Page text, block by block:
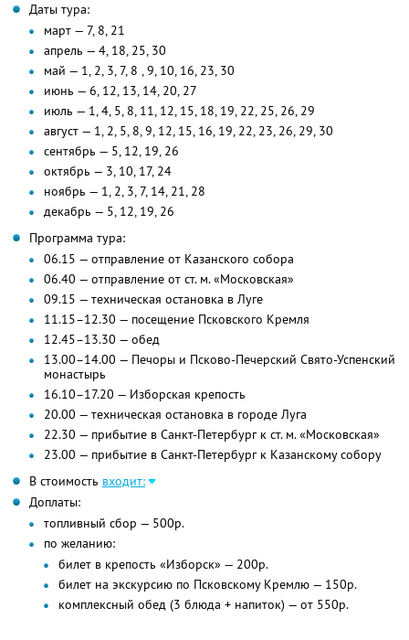
Даты тура:
март — 7, 8, 21
апрель — 4, 18, 25, 30
май — 1, 2, 3, 7, 8 , 9, 10, 16, 23, 30
июнь — 6, 12, 13, 14, 20, 27
июль — 1, 4, 5, 8, 11, 12, 15, 18, 19, 22, 25, 26, 29
август — 1, 2, 5, 8, 9, 12, 15, 16, 19, 22, 23, 26, 29, 30
сентябрь — 5, 12, 19, 26
октябрь — 3, 10, 17, 24
ноябрь — 1, 2, 3, 7, 14, 21, 28
декабрь — 5, 12, 19, 26
Программа тура:
06.15 — отправление от Казанского собора
06.40 — отправление от ст. м. «Московская»
09.15 — техническая остановка в Луге
11.15–12.30 — посещение Псковского Кремля
12.45–13.30 — обед
13.00–14.00 — Печоры и Псково-Печерский Свято-Успенский
монастырь
16.10–17.20 — Изборская крепость
20.00 — техническая остановка в городе Луга
22.30 — прибытие в Санкт-Петербург к ст. м. «Московская»
23.00 — прибытие в Санкт-Петербург к Казанскому собору
В стоимость входит:
Доплаты:
топливный сбор — 500р.
по желанию:
билет в крепость «Изборск» — 200р.
билет на экскурсию по Псковскому Кремлю — 150р.
комплексный обед (3 блюда + напиток) — от 550р.